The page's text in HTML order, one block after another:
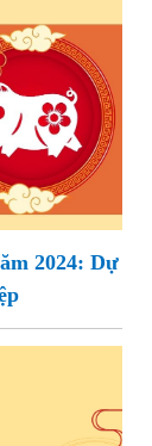
2024: Dự